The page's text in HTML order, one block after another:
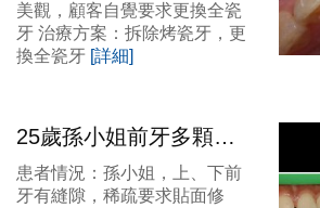
美觀，顧客自覺要求更換全瓷
牙 治療方案：拆除烤瓷牙，更
換全瓷牙 [詳細]
25歲孫小姐前牙多顆貼
面修復案例
患者情況：孫小姐，上、下前
牙有縫隙，稀疏要求貼面修